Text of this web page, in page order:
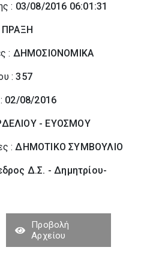
: 03/08/2016 06:01:31
ΠΡΑΞΗ
: ΔΗΜΟΣΙΟΝΟΜΙΚΑ
:357
02/08/2016
- ΕΥΟΣΜΟΥ
:ΔΗΜΟΤΙΚΟ ΣΥΜΒΟΥΛΙΟ
Δ.Σ. - Δημητρίου-
Προβολή
Αρχείου